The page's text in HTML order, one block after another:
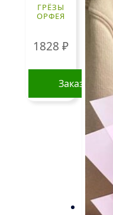
ГРЁЗЫ
ОРФЕЯ
1828 ₽
Заказать